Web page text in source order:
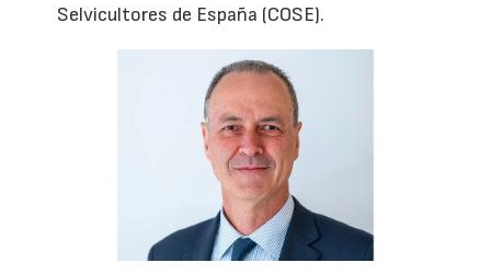
Selvicultores de España (COSE).